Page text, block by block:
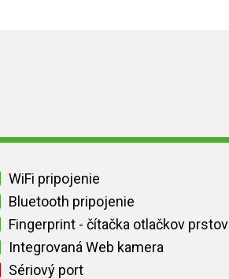
WiFi pripojenie
Bluetooth pripojenie
Fingerprint - čítačka otlačkov prstov
Integrovaná Web kamera
Sériový port